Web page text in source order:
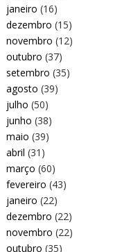
janeiro (16)
dezembro (15)
novembro (12)
outubro (37)
setembro (35)
agosto (39)
julho (50)
junho (38)
maio (39)
abril (31)
março (60)
fevereiro (43)
janeiro (22)
dezembro (22)
novembro (22)
outubro (35)